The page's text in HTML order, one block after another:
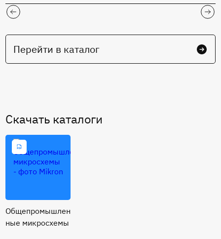
Перейти в каталог
Cкачать каталоги
Общепромышлен
ные микросхемы